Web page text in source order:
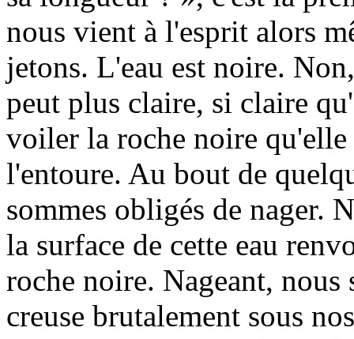
nous vient à l'esprit alors
jetons. L'eau est noire.
peut plus claire, si claire
voiler la roche noire
l'entoure. Au bout de
sommes obligés de nager.
la surface de cette eau
roche noire. Nageant, nous
creuse brutalement sous